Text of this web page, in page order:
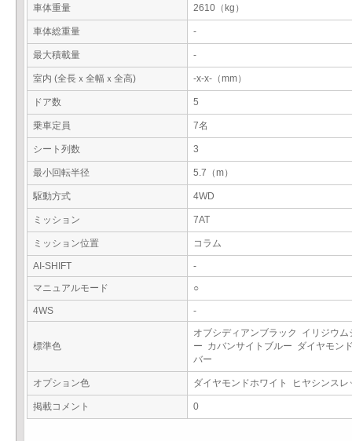
車体重量 2610（kg）
車体総重量 -
最大積載量 -
室内 (全長ｘ全幅ｘ全高) -x-x-（mm）
ドア数 5
乗車定員 7名
シート列数 3
最小回転半径 5.7（m）
駆動方式 4WD
ミッション 7AT
ミッション位置 コラム
AI-SHIFT
-
マニュアルモード
○
4WS -
標準色
オブシディアンブラック イリジウム
ー カバンサイトブルー ダイヤモン
バー
オプション色 ダイヤモンドホワイト ヒヤシンス
掲載コメント 0